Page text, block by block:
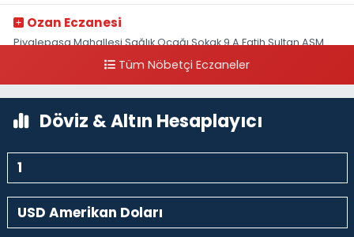
Ozan Eczanesi
Piyalepaşa Mahallesi Sağlık Ocağı Sokak 9 A Fatih Sultan ASM
Tüm Nöbetçi Eczaneler
Döviz & Altın Hesaplayıcı